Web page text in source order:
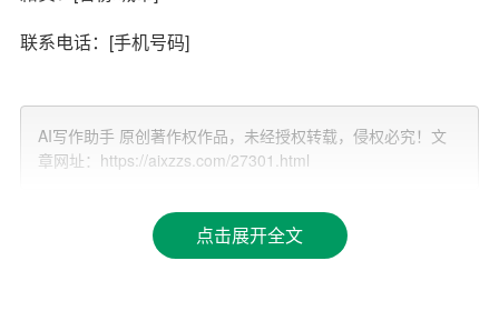
联系电话：[手机号码]
[起始年月] – [结束年月] [大学名称]
AI写作助手 原创著作权作品，未经授权转载，侵权必究！文
章网址：https://aixzzs.com/27301.html
点击展开全文